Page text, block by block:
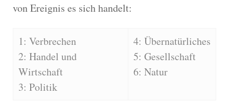
von Ereignis es sich handelt:
1: Verbrechen
2: Handel und
Wirtschaft
3: Politik
4: Übernatürliches
5: Gesellschaft
6: Natur